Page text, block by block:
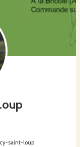
saint-loup